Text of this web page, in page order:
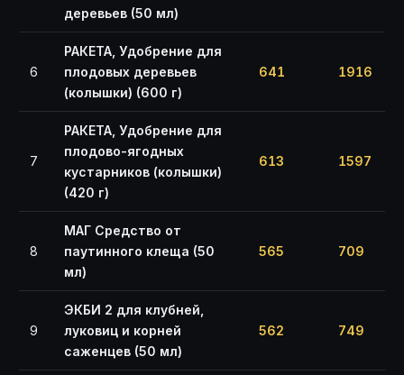
деревьев (50 мл)
6
РАКЕТА, Удобрение для
плодовых деревьев
(колышки) (600 г)
641 1916
7
РАКЕТА, Удобрение для
плодово-ягодных
кустарников (колышки)
(420 г)
613 1597
8
МАГ Средство от
паутинного клеща (50
мл)
565 709
9
ЭКБИ 2 для клубней,
луковиц и корней
саженцев (50 мл)
562 749